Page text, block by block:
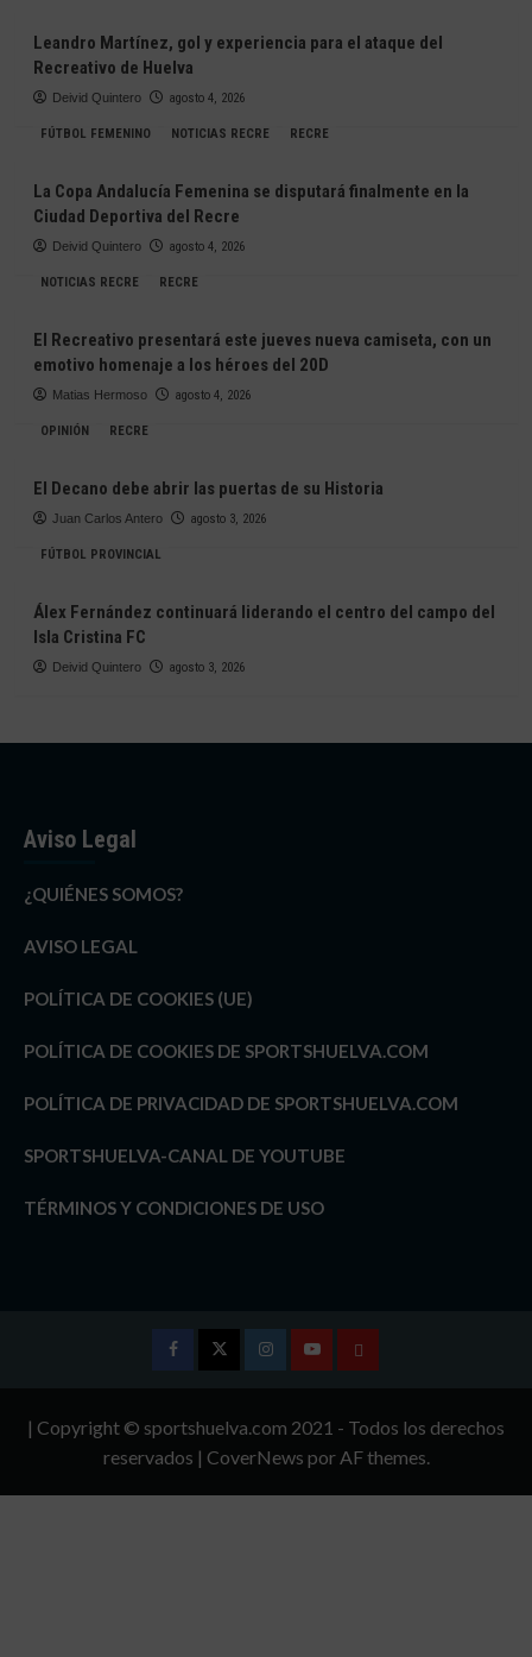
Leandro Martínez, gol y experiencia para el ataque del
Recreativo de Huelva
Deivid Quintero agosto 4, 2026
FÚTBOL FEMENINO NOTICIAS RECRE RECRE
La Copa Andalucía Femenina se disputará finalmente en la
Ciudad Deportiva del Recre
Deivid Quintero agosto 4, 2026
NOTICIAS RECRE RECRE
El Recreativo presentará este jueves nueva camiseta, con un
emotivo homenaje a los héroes del 20D
Matias Hermoso agosto 4, 2026
OPINIÓN RECRE
El Decano debe abrir las puertas de su Historia
Juan Carlos Antero agosto 3, 2026
FÚTBOL PROVINCIAL
Álex Fernández continuará liderando el centro del campo del
Isla Cristina FC
Deivid Quintero agosto 3, 2026
Aviso Legal
¿QUIÉNES SOMOS?
AVISO LEGAL
POLÍTICA DE COOKIES (UE)
POLÍTICA DE COOKIES DE SPORTSHUELVA.COM
POLÍTICA DE PRIVACIDAD DE SPORTSHUELVA.COM
SPORTSHUELVA-CANAL DE YOUTUBE
TÉRMINOS Y CONDICIONES DE USO
InstagramYoutubeTÉRMINOS
CONDICIONES
| Copyright © sportshuelva.com 2021 - Todos los derechos
reservados | CoverNews por AF themes.